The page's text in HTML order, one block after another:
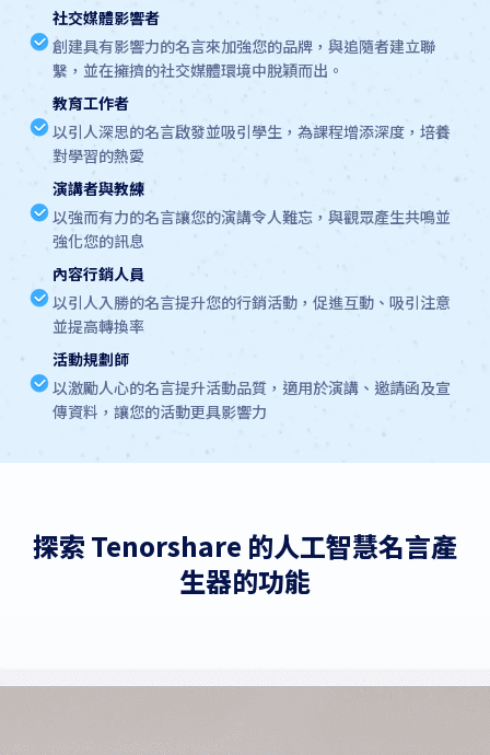
社交媒體影響者
創建具有影響力的名言來加強您的品牌，與追隨者建立聯
繫，並在擁擠的社交媒體環境中脫穎而出。
教育工作者
以引人深思的名言啟發並吸引學生，為課程增添深度，培養
對學習的熱愛
演講者與教練
以強而有力的名言讓您的演講令人難忘，與觀眾產生共鳴並
強化您的訊息
內容行銷人員
以引人入勝的名言提升您的行銷活動，促進互動、吸引注意
並提高轉換率
活動規劃師
以激勵人心的名言提升活動品質，適用於演講、邀請函及宣
傳資料，讓您的活動更具影響力
探索 Tenorshare 的人工智慧名言產
生器的功能